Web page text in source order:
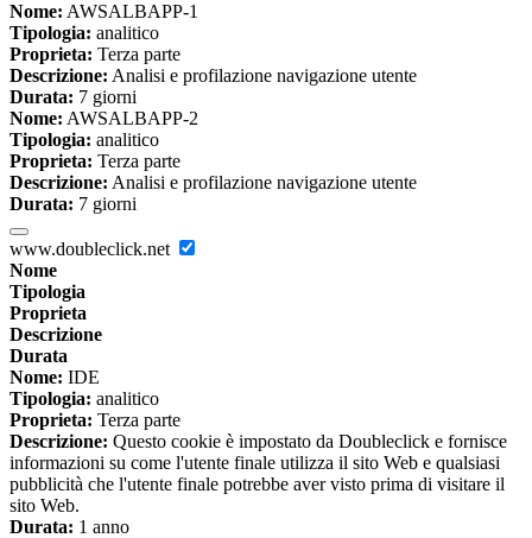
Nome: AWSALBAPP-1
Tipologia: analitico
Proprieta: Terza parte
Descrizione: Analisi e profilazione navigazione utente
Durata: 7 giorni
Nome: AWSALBAPP-2
Tipologia: analitico
Proprieta: Terza parte
Descrizione: Analisi e profilazione navigazione utente
Durata: 7 giorni
www.doubleclick.net
Nome
Tipologia
Proprieta
Descrizione
Durata
Nome: IDE
Tipologia: analitico
Proprieta: Terza parte
Descrizione: Questo cookie è impostato da Doubleclick e fornisce
informazioni su come l'utente finale utilizza il sito Web e qualsiasi
pubblicità che l'utente finale potrebbe aver visto prima di visitare il
sito Web.
Durata: 1 anno